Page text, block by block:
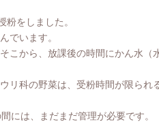
をしました。
でいます。
から、放課後の時間にかん水（
リ科の野菜は、受粉時間が限られ
には、まだまだ管理が必要です。